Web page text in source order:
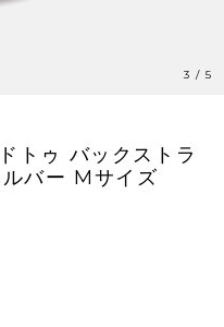
3 /5
トゥ バックストラ
バー Mサイズ